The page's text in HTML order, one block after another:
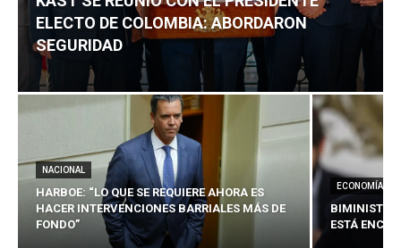
ELECTO DE COLOMBIA: ABORDARON
SEGURIDAD
NACIONAL
HARBOE: “LO QUE SE REQUIERE AHORA ES
HACER INTERVENCIONES BARRIALES MÁS DE
FONDO”
ECONOMÍA
BIMINISTRO
ESTÁ